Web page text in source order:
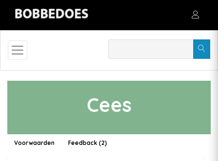
Cees
Voorwaarden Feedback (2)